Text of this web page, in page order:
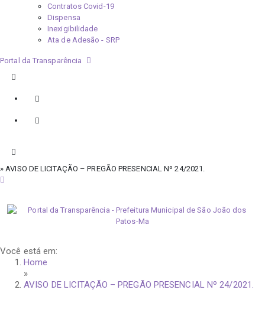
Contratos Covid-19
Dispensa
Inexigibilidade
Ata de Adesão - SRP
Portal da Transparência
» AVISO DE LICITAÇÃO – PREGÃO PRESENCIAL Nº 24/2021.
Você está em:
Home
»
AVISO DE LICITAÇÃO – PREGÃO PRESENCIAL Nº 24/2021.